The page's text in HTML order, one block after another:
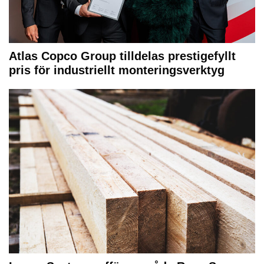
Atlas Copco Group tilldelas prestigefyllt
pris för industriellt monteringsverktyg